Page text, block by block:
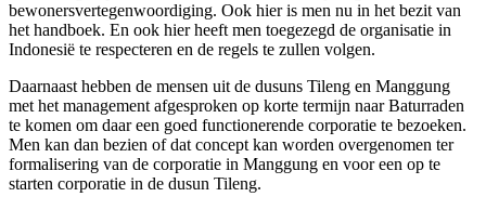
bewonersvertegenwoordiging. Ook hier is men nu in het bezit van
het handboek. En ook hier heeft men toegezegd de organisatie in
Indonesië te respecteren en de regels te zullen volgen.
Daarnaast hebben de mensen uit de dusuns Tileng en Manggung
met het management afgesproken op korte termijn naar Baturraden
te komen om daar een goed functionerende corporatie te bezoeken.
Men kan dan bezien of dat concept kan worden overgenomen ter
formalisering van de corporatie in Manggung en voor een op te
starten corporatie in de dusun Tileng.